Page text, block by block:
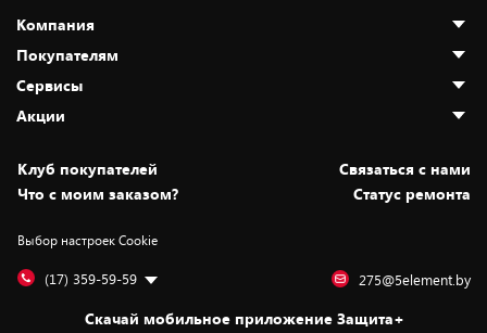
Компания
О нас
Адреса магазинов
Новости
Статьи и обзоры
Вакансии
Дай пять добру!
Покупателям
Как сделать заказ
Оплата и доставка
Безналичный расчёт
Обмен и возврат товара
Обработка персональных данных
Подарочные карты
Сервисы
Установка техники
Для игровых консолей
Для мобильных устройств
Для компьютеров
Акции
Скидки и промокоды
Белорусские товары
Бонусы
Оплата частями
Клуб покупателей
Cвязаться с нами
Что с моим заказом?
Статус ремонта
Выбор настроек Cookie
(17) 359-59-59 275@5element.by
Скачай мобильное приложение Защита+